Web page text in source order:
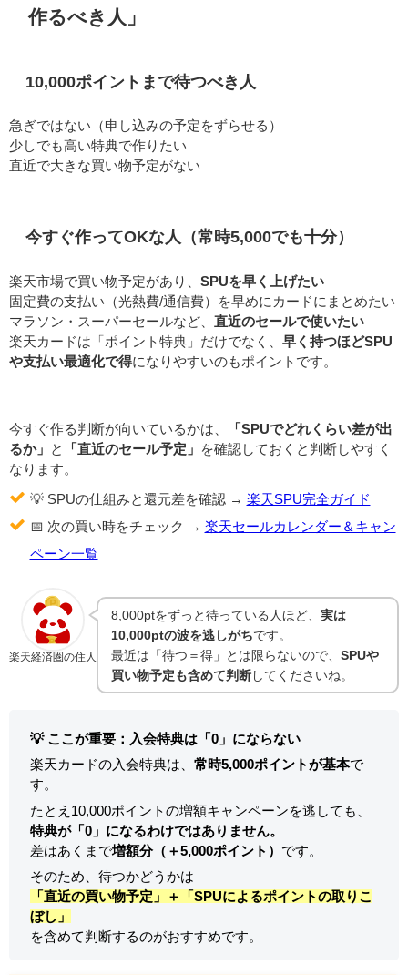
作るべき人」
10,000ポイントまで待つべき人
急ぎではない（申し込みの予定をずらせる）
少しでも高い特典で作りたい
直近で大きな買い物予定がない
今すぐ作ってOKな人（常時5,000でも十分）
楽天市場で買い物予定があり、 SPUを早く上げたい
固定費の支払い（光熱費/通信費）を早めにカードにまとめたい
マラソン・スーパーセールなど、 直近のセールで使いたい
楽天カードは「ポイント特典」だけでなく、 早く持つほどSPU
や支払い最適化で得になりやすいのもポイントです。
今すぐ作る判断が向いているかは、
「SPUでどれくらい差が出
るか」
と 「直近のセール予定」
を確認しておくと判断しやすく
なります。
💡 SPUの仕組みと還元差を確認 → 楽天SPU完全ガイド
📅 次の買い時をチェック → 楽天セールカレンダー＆キャン
ペーン一覧
楽天経済圏の住人
8,000ptをずっと待っている人ほど、 実は
10,000ptの波を逃しがちです。
最近は「待つ＝得」とは限らないので、 SPUや
買い物予定も含めて判断してくださいね。
💡 ここが重要：入会特典は「0」にならない
楽天カードの入会特典は、 常時5,000ポイントが基本で
す。
たとえ10,000ポイントの増額キャンペーンを逃しても、
特典が「0」になるわけではありません。
差はあくまで増額分（＋5,000ポイント） です。
そのため、待つかどうかは
「直近の買い物予定」＋「SPUによるポイントの取りこ
ぼし」
を含めて判断するのがおすすめです。